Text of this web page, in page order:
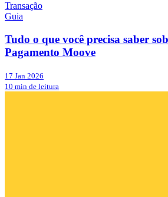
Transação
Guia
Tudo o que você precisa saber
Pagamento Moove
17 Jan 2026
10 min de leitura